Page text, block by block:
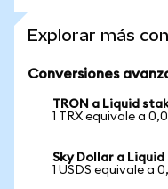
Explorar más
Conversiones
TRON a Liquid
1 TRX equivale a
Sky Dollar a
1 USDS equivale a